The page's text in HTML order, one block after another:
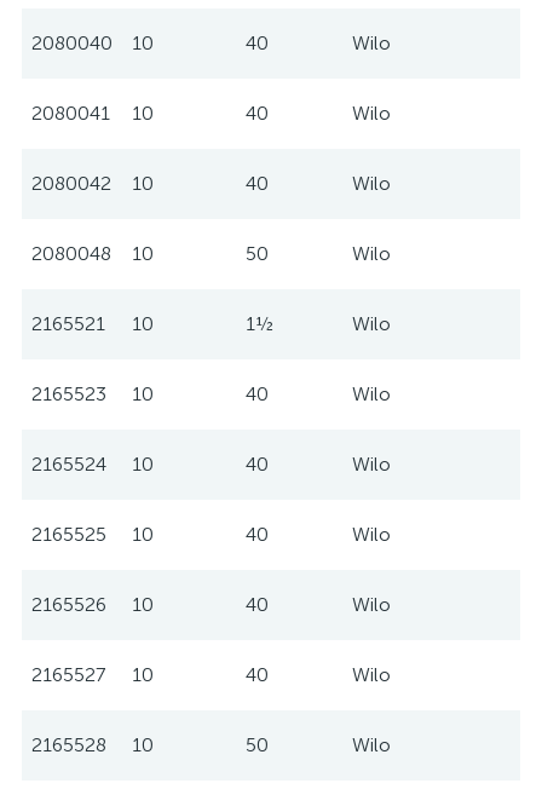
2080040 10 40 Wilo
2080041 10 40 Wilo
2080042 10 40 Wilo
2080048 10 50 Wilo
2165521 10 1½ Wilo
2165523 10 40 Wilo
2165524 10 40 Wilo
2165525 10 40 Wilo
2165526 10 40 Wilo
2165527 10 40 Wilo
2165528 10 50 Wilo